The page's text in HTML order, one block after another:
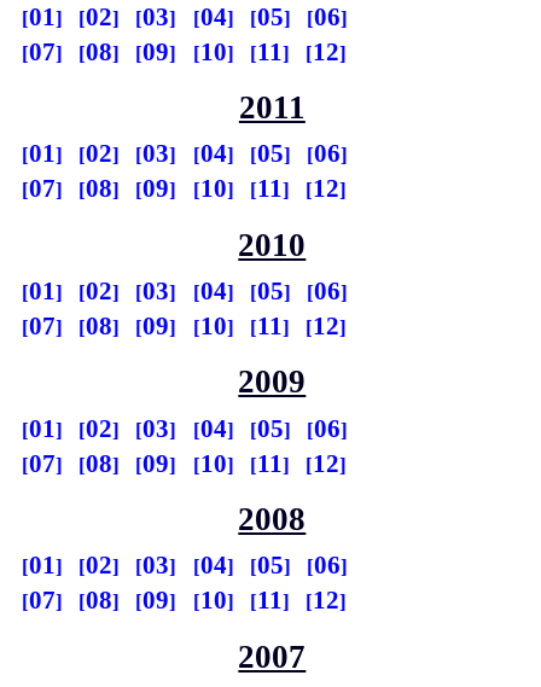
01 02 03 04 05
06
07
08 09 10 11 12
2011
01 02 03 04 05
06
07
08 09 10 11 12
2010
01 02 03 04 05
06
07
08 09 10 11 12
2009
01 02 03 04 05
06
07
08 09 10 11 12
2008
01 02 03 04 05
06
07
08 09 10 11 12
2007